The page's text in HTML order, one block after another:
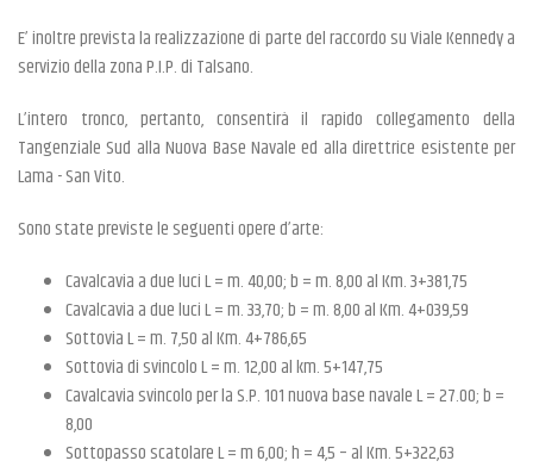
E’ inoltre prevista la realizzazione di parte del raccordo su Viale Kennedy a
servizio della zona P.I.P. di Talsano.
L’intero tronco, pertanto, consentirà il rapido collegamento della
Tangenziale Sud alla Nuova Base Navale ed alla direttrice esistente per
Lama - San Vito.
Sono state previste le seguenti opere d’arte:
Cavalcavia a due luci L = m. 40,00; b = m. 8,00 al Km. 3+381,75
Cavalcavia a due luci L = m. 33,70; b = m. 8,00 al Km. 4+039,59
Sottovia L = m. 7,50 al Km. 4+786,65
Sottovia di svincolo L = m. 12,00 al km. 5+147,75
Cavalcavia svincolo per la S.P. 101 nuova base navale L = 27.00; b =
8,00
Sottopasso scatolare L = m 6,00; h = 4,5 – al Km. 5+322,63